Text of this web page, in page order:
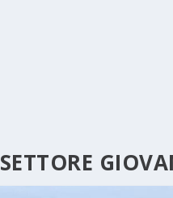
SETTORE